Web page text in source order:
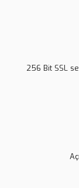
256 Bit SSL